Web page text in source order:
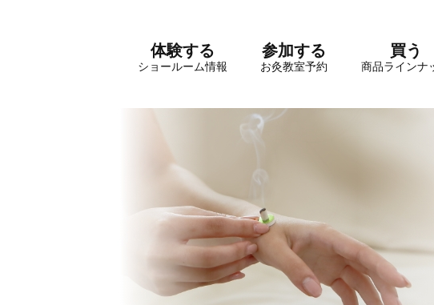
体験する
ショールーム情報
参加する
お灸教室予約
買う
商品ラインナ